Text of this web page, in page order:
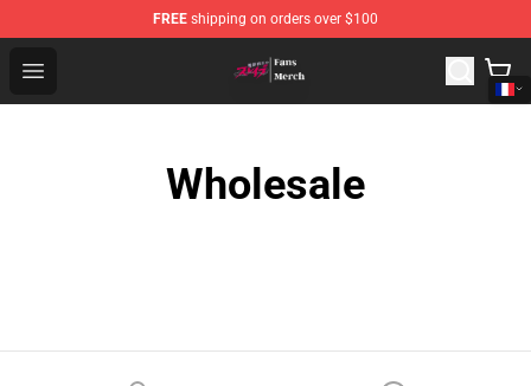
FREE shipping on orders over $100
Open menu
Chained Soldier Store - Official Chained Soldier
Wholesale